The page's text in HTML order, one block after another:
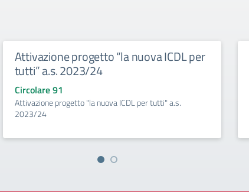
Attivazione progetto “la nuova ICDL per
tutti” a.s. 2023/24
Circolare 91
Attivazione progetto "la nuova ICDL per tutti" a.s.
2023/24